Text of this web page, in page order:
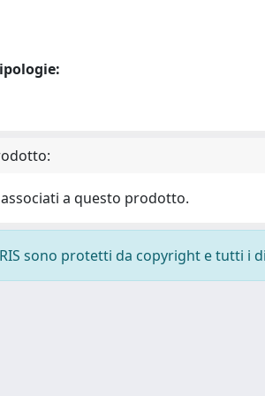
a questo prodotto.
sono protetti da copyright e tutti i